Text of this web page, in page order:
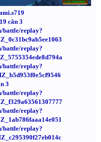
cân 3
battle/replay?
battle/replay?
battle/replay?
3
battle/replay?
battle/replay?
battle/replay?